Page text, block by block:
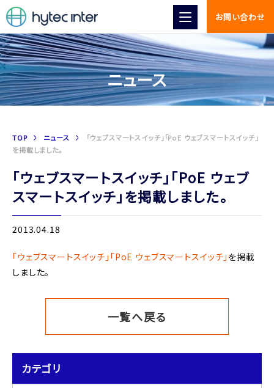
お問い合わせ
ニュース
TOP ニュース
「ウェブスマートスイッチ」「PoE ウェブスマートスイッチ」
を掲載しました。
カテゴリ
「ウェブスマートスイッチ」「PoE ウェブ
スマートスイッチ」を掲載しました。
2013.04.18
「ウェブスマートスイッチ」「PoE ウェブスマートスイッチ」 を掲載
しました。
一覧へ戻る